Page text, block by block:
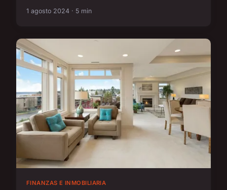
1 agosto 2024 · 5 min
FINANZAS E INMOBILIARIA